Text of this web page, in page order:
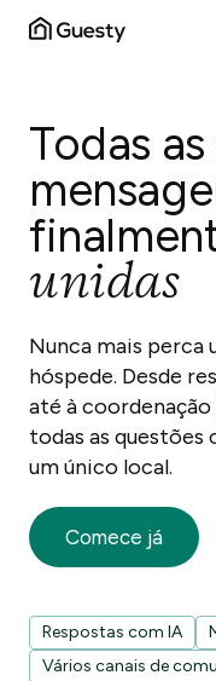
Respostas com IA
Vários canais de
Todas as
unidas
Nunca mais perca
hóspede. Desde
até à
todas as
um único local.
Comece já